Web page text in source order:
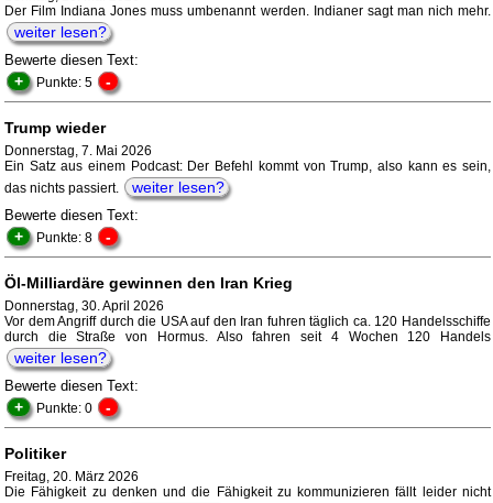
Der Film Indiana Jones muss umbenannt werden. Indianer sagt man nich mehr.
weiter lesen?
Bewerte diesen Text:
+ Punkte: 5 -
Trump wieder
Donnerstag, 7. Mai 2026
Ein Satz aus einem Podcast: Der Befehl kommt von Trump, also kann es sein,
das nichts passiert.
weiter lesen?
Bewerte diesen Text:
+ Punkte: 8 -
Öl-Milliardäre gewinnen den Iran Krieg
Donnerstag, 30. April 2026
Vor dem Angriff durch die USA auf den Iran fuhren täglich ca. 120 Handelsschiffe
durch die Straße von Hormus. Also fahren seit 4 Wochen 120 Handels
weiter lesen?
Bewerte diesen Text:
+ Punkte: 0 -
Politiker
Freitag, 20. März 2026
Die Fähigkeit zu denken und die Fähigkeit zu kommunizieren fällt leider nicht